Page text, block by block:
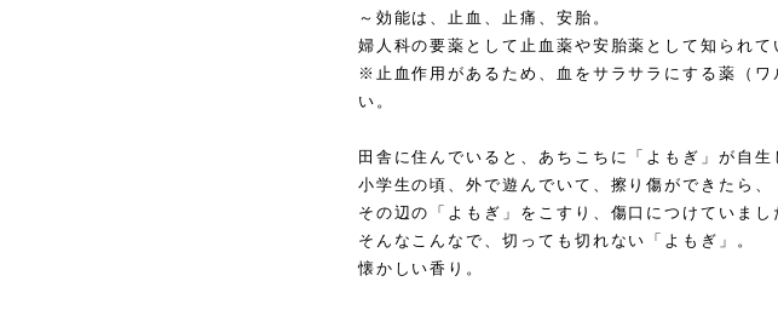
～効能は、止血、止痛、安胎。
婦人科の要薬として止血薬や安胎薬として知られ
※止血作用があるため、血をサラサラにする薬（
い。
田舎に住んでいると、あちこちに「よもぎ」が自生
小学生の頃、外で遊んでいて、擦り傷ができたら、
その辺の「よもぎ」をこすり、傷口につけていま
そんなこんなで、切っても切れない「よもぎ」。
懐かしい香り。